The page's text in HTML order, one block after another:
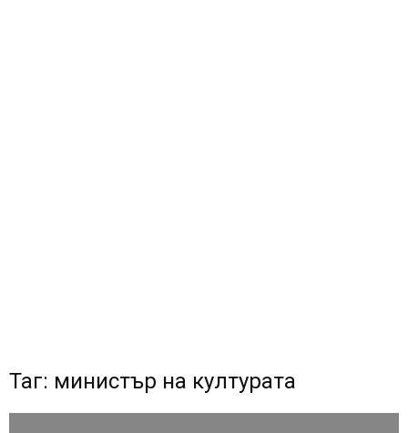
Таг: министър на културата